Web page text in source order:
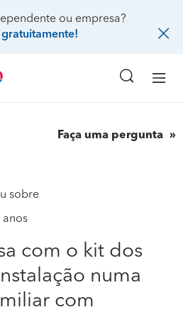
ou empresa?
gratuitamente!
Faça uma pergunta
sobre
anos
com o kit dos
numa
com